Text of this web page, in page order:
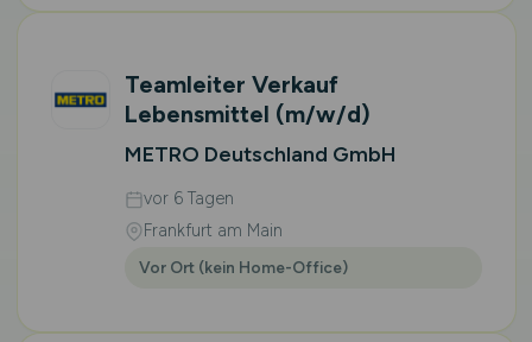
Teamleiter Verkauf
Lebensmittel (m/w/d)
METRO Deutschland GmbH
vor 6 Tagen
Frankfurt am Main
Vor Ort (kein Home-Office)